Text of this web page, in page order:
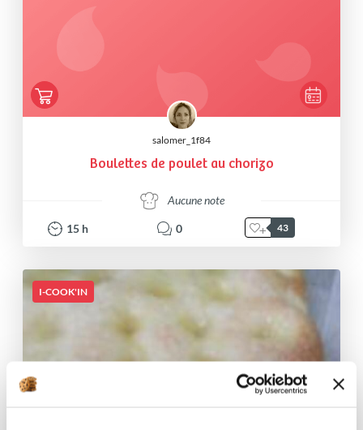
salomer_1f84
Boulettes de poulet au chorizo
Aucune note
15 h 0 43
I-COOK'IN